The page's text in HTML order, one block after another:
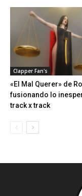
Clapper Fan's
«El Mal Querer» de
fusionando lo
track x track